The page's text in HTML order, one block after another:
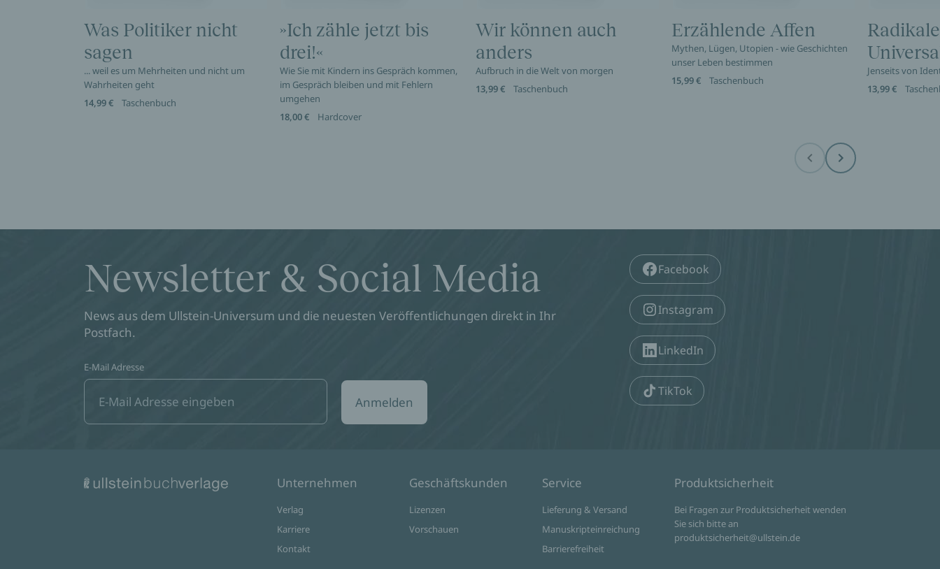
Was Politiker nicht
sagen
... weil es um Mehrheiten und nicht um
Wahrheiten geht
14,99 €
Taschenbuch
»Ich zähle jetzt bis
drei!«
Wie Sie mit Kindern ins Gespräch kommen,
im Gespräch bleiben und mit Fehlern
umgehen
18,00 €
Hardcover
Wir können auch
anders
Aufbruch in die Welt von morgen
13,99 €
Taschenbuch
Erzählende Affen
Mythen, Lügen, Utopien - wie Geschichten
unser Leben bestimmen
15,99 €
Taschenbuch
Jenseits von
13,99 €
Before Next
Newsletter & Social Media
News aus dem Ullstein-Universum und die neuesten Veröffentlichungen direkt in Ihr
Postfach.
E-Mail Adresse
Anmelden
Facebook
Instagram
LinkedIn
TikTok
Unternehmen
Verlag
Karriere
Kontakt
Geschäftskunden
Lizenzen
Vorschauen
Service
Lieferung & Versand
Manuskripteinreichung
Barrierefreiheit
Produktsicherheit
Bei Fragen zur Produktsicherheit wenden
Sie sich bitte an
produktsicherheit@ullstein.de